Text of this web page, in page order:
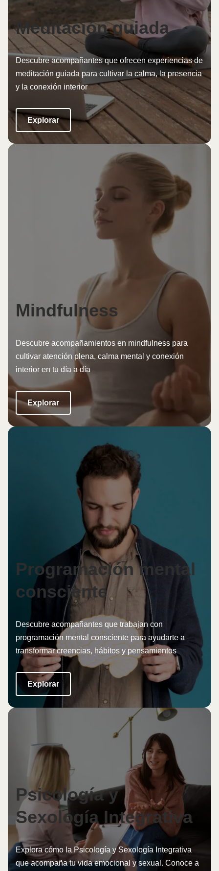
Meditación guiada
Descubre acompañantes que ofrecen experiencias de
meditación guiada para cultivar la calma, la presencia
y la conexión interior
Explorar
Mindfulness
Descubre acompañamientos en mindfulness para
cultivar atención plena, calma mental y conexión
interior en tu día a día
Explorar
Programación mental
consciente
Descubre acompañantes que trabajan con
programación mental consciente para ayudarte a
transformar creencias, hábitos y pensamientos
Explorar
Psicología y
Sexología Integrativa
Explora cómo la Psicología y Sexología Integrativa
que acompaña tu vida emocional y sexual. Conoce a